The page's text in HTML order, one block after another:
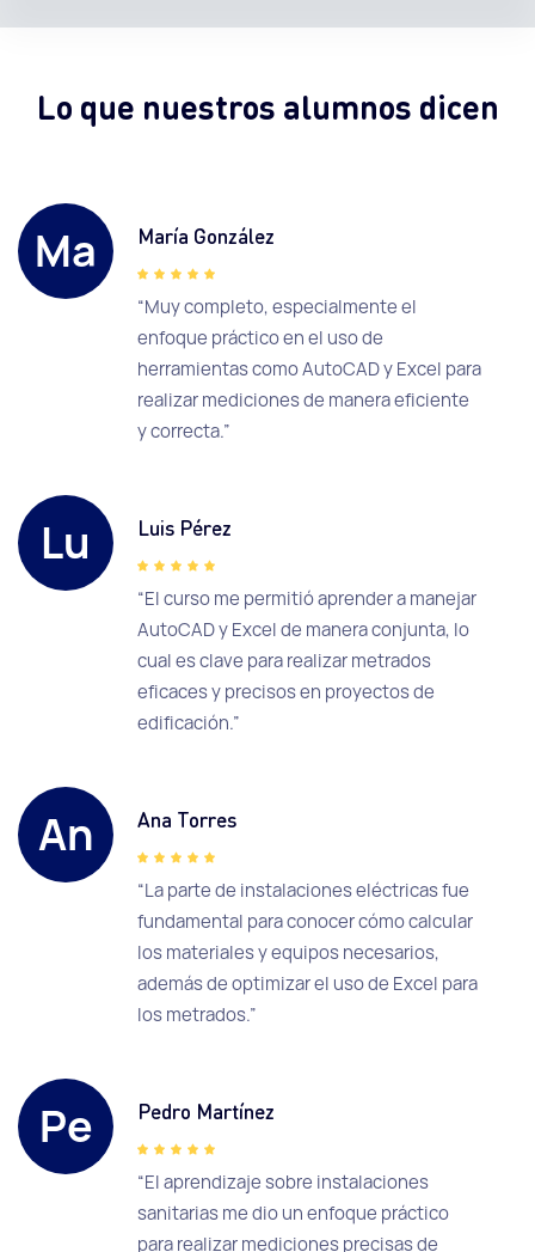
Lo que nuestros alumnos dicen
Ma María González
“Muy completo, especialmente el
enfoque práctico en el uso de
herramientas como AutoCAD y Excel para
realizar mediciones de manera eficiente
y correcta.”
Lu Luis Pérez
“El curso me permitió aprender a manejar
AutoCAD y Excel de manera conjunta, lo
cual es clave para realizar metrados
eficaces y precisos en proyectos de
edificación.”
An Ana Torres
“La parte de instalaciones eléctricas fue
fundamental para conocer cómo calcular
los materiales y equipos necesarios,
además de optimizar el uso de Excel para
los metrados.”
Pe Pedro Martínez
“El aprendizaje sobre instalaciones
sanitarias me dio un enfoque práctico
para realizar mediciones precisas de